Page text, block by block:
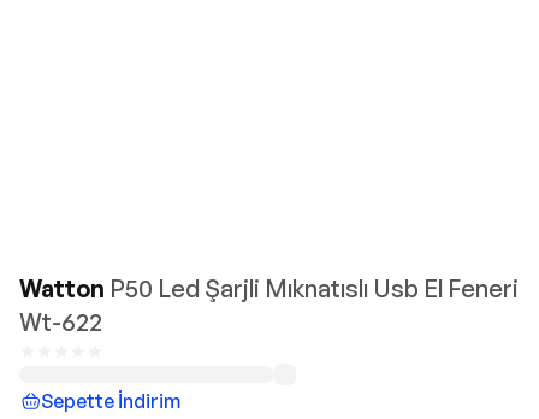
Watton P50 Led Şarjli Mıknatıslı Usb El Feneri
Wt-622
Sepette İndirim